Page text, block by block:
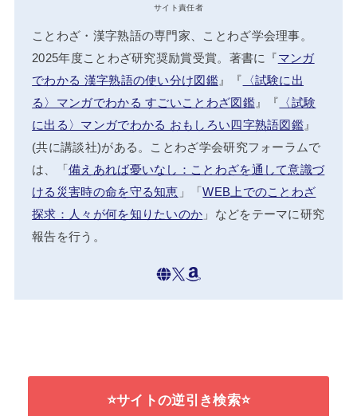
サイト責任者
ことわざ・漢字熟語の専門家、ことわざ学会理事。
2025年度ことわざ研究奨励賞受賞。著書に『マンガ
でわかる 漢字熟語の使い分け図鑑』『 〈試験に出
る〉マンガでわかる すごいことわざ図鑑』『 〈試験
に出る〉マンガでわかる おもしろい四字熟語図鑑 』
(共に講談社)がある。ことわざ学会研究フォーラムで
は、「備えあれば憂いなし：ことわざを通して意識づ
ける災害時の命を守る知恵 」「WEB上でのことわざ
探求：人々が何を知りたいのか 」などをテーマに研究
報告を行う。
⭐サイトの逆引き検索⭐